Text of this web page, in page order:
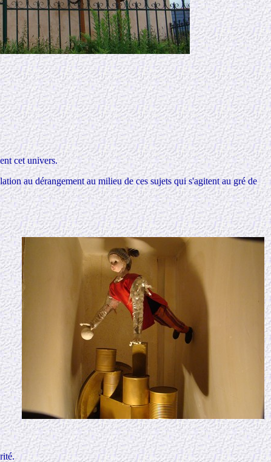
cet univers.
au dérangement au milieu de ces sujets qui s'agitent au gré de